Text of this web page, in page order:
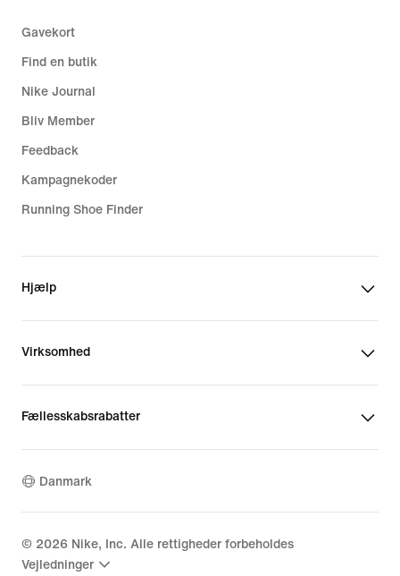
Gavekort
Find en butik
Nike Journal
Bliv Member
Feedback
Kampagnekoder
Running Shoe Finder
Hjælp
Virksomhed
Fællesskabsrabatter
Danmark
© 2026 Nike, Inc. Alle rettigheder forbeholdes
Vejledninger